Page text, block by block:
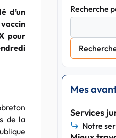
d’un
pour
de la
Recherche
Mes
Services
Notre